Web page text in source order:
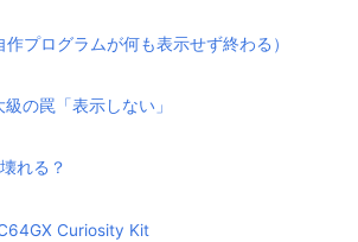
プログラムが何も表示せず終わる）
の罠「表示しない」
れる？
Curiosity Kit